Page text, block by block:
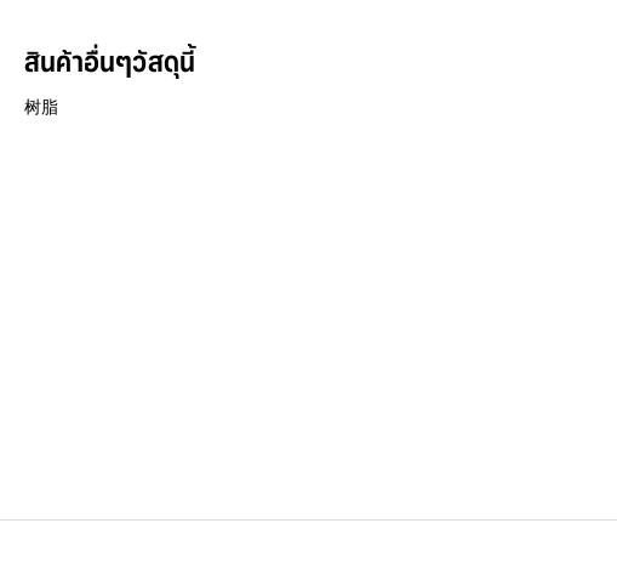
สินค้าอื่นๆวัสดุนี้
树脂